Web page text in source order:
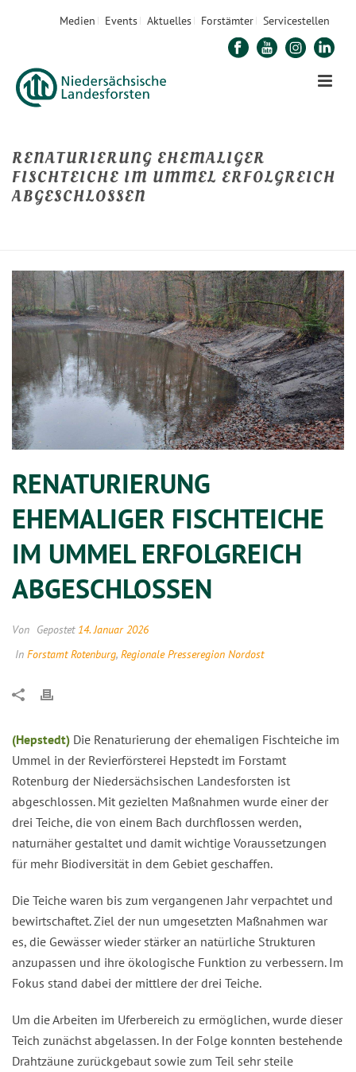
Medien Events Aktuelles Forstämter Servicestellen
RENATURIERUNG EHEMALIGER
FISCHTEICHE IM UMMEL ERFOLGREICH
ABGESCHLOSSEN
RENATURIERUNG
EHEMALIGER FISCHTEICHE
IM UMMEL ERFOLGREICH
ABGESCHLOSSEN
Von Gepostet 14. Januar 2026
In Forstamt Rotenburg, Regionale Presseregion Nordost
(Hepstedt) Die Renaturierung der ehemaligen Fischteiche im
Ummel in der Revierförsterei Hepstedt im Forstamt
Rotenburg der Niedersächsischen Landesforsten ist
abgeschlossen. Mit gezielten Maßnahmen wurde einer der
drei Teiche, die von einem Bach durchflossen werden,
naturnäher gestaltet und damit wichtige Voraussetzungen
für mehr Biodiversität in dem Gebiet geschaffen.
Die Teiche waren bis zum vergangenen Jahr verpachtet und
bewirtschaftet. Ziel der nun umgesetzten Maßnahmen war
es, die Gewässer wieder stärker an natürliche Strukturen
anzupassen und ihre ökologische Funktion zu verbessern. Im
Fokus stand dabei der mittlere der drei Teiche.
Um die Arbeiten im Uferbereich zu ermöglichen, wurde dieser
Teich zunächst abgelassen. In der Folge konnten bestehende
Drahtzäune zurückgebaut sowie zum Teil sehr steile